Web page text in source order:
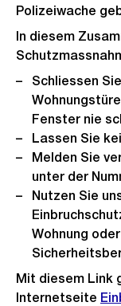
Polizeiwache
In diesem
Schliessen
Fenster nie
Lassen Sie
Melden Sie
unter der
Nutzen Sie
Wohnung
Mit diesem Link
Internetseite